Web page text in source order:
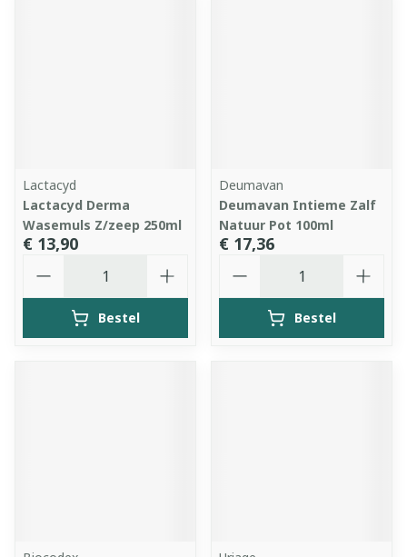
Lactacyd
Lactacyd Derma
Wasemuls Z/zeep 250ml
€ 13,90
Bestel
Deumavan
Deumavan Intieme Zalf
Natuur Pot 100ml
€ 17,36
Bestel